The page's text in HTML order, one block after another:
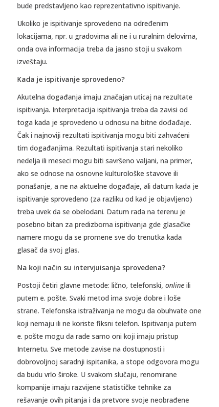
bude predstavljeno kao reprezentativno ispitivanje.
Ukoliko je ispitivanje sprovedeno na određenim
lokacijama, npr. u gradovima ali ne i u ruralnim delovima,
onda ova informacija treba da jasno stoji u svakom
izveštaju.
Kada je ispitivanje sprovedeno?
Akutelna događanja imaju značajan uticaj na rezultate
ispitivanja. Interpretacija ispitivanja treba da zavisi od
toga kada je sprovedeno u odnosu na bitne dođađaje.
Čak i najnoviji rezultati ispitivanja mogu biti zahvaćeni
tim događanjima. Rezultati ispitivanja stari nekoliko
nedelja ili meseci mogu biti savršeno valjani, na primer,
ako se odnose na osnovne kulturološke stavove ili
ponašanje, a ne na aktuelne događaje, ali datum kada je
ispitivanje sprovedeno (za razliku od kad je objavljeno)
treba uvek da se obelodani. Datum rada na terenu je
posebno bitan za predizborna ispitivanja gde glasačke
namere mogu da se promene sve do trenutka kada
glasač da svoj glas.
Na koji način su intervjuisanja sprovedena?
Postoji četiri glavne metode: lično, telefonski, online ili
putem e. pošte. Svaki metod ima svoje dobre i loše
strane. Telefonska istraživanja ne mogu da obuhvate one
koji nemaju ili ne koriste fiksni telefon. Ispitivanja putem
e. pošte mogu da rade samo oni koji imaju pristup
Internetu. Sve metode zavise na dostupnosti i
dobrovoljnoj saradnji ispitanika, a stope odgovora mogu
da budu vrlo široke. U svakom slučaju, renomirane
kompanije imaju razvijene statističke tehnike za
rešavanje ovih pitanja i da pretvore svoje neobrađene